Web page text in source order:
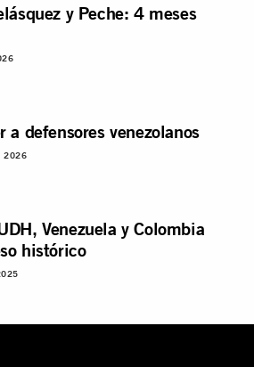
y Peche: 4 meses
a defensores venezolanos
2026
Venezuela y Colombia
histórico